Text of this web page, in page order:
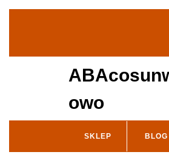
owo
SKLEP BLOG